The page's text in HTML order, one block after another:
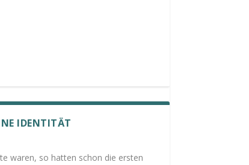
IDENTITÄT
waren, so hatten schon die ersten